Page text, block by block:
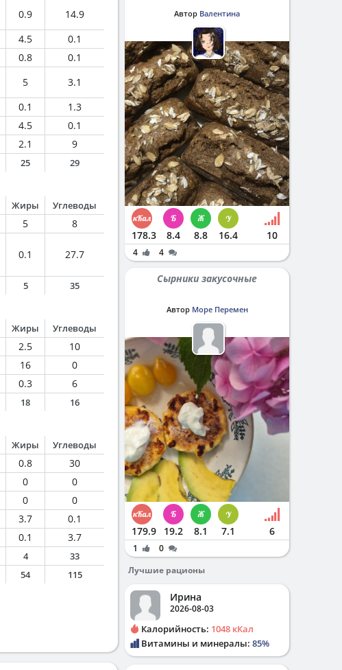
0.9
14.9
4.5
0.1
0.8
0.1
5
3.1
0.1
1.3
4.5
0.1
2.1
9
25 29
Жиры Углеводы
5
8
0.1 27.7
5 35
Жиры Углеводы
2.5
10
16
0
0.3
6
18 16
Жиры Углеводы
0.8
30
0
0
0
0
3.7
0.1
0.1
3.7
4 33
54 115
Автор Валентина
178.3 8.4 8.8 16.4 10
4 4
Сырники закусочные
Автор Море Перемен
179.9 19.2 8.1 7.1 6
1
0
Лучшие рационы
Ирина
2026-08-03
Калорийность: 1048 кКал
Витамины и минералы: 85%